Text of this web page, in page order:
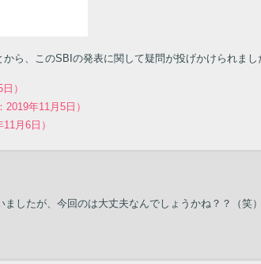
ら、このSBIの発表に関して疑問が投げかけられまし
）
年11月5日）
月6日）
したが、今回のは大丈夫なんでしょうかね？？（笑